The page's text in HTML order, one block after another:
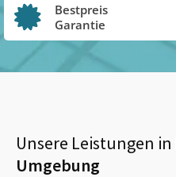
Bestpreis
Garantie
Unsere Leistungen in
Umgebung